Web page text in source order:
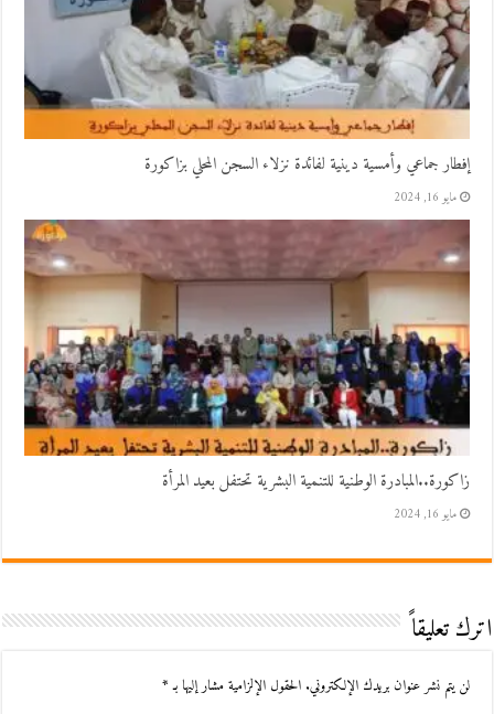
إفطار جماعي وأمسية دينية لفائدة نزلاء السجن المحلي بزاكورة
مايو 16, 2024
زاكورة..المبادرة الوطنية للتنمية البشرية تحتفل بعيد المرأة
مايو 16, 2024
اترك تعليقاً
لن يتم نشر عنوان بريدك الإلكتروني. الحقول الإلزامية مشار إليها بـ*